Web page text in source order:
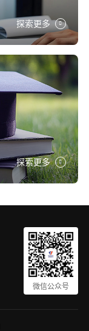
探索更多
探索更多
微信公众号